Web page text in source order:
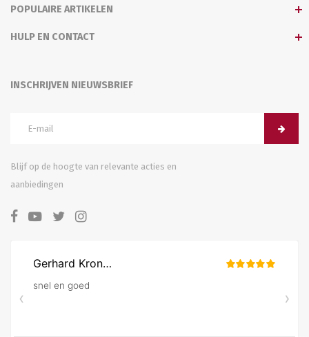
POPULAIRE ARTIKELEN
HULP EN CONTACT
INSCHRIJVEN NIEUWSBRIEF
Blijf op de hoogte van relevante acties en
aanbiedingen